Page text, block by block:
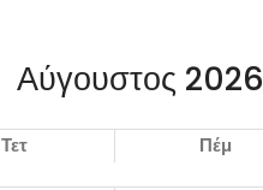
Αύγουστος 2026
Τετ Πέμ